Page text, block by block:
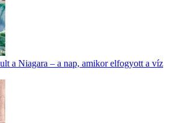
a Niagara – a nap, amikor elfogyott a víz